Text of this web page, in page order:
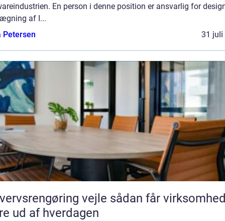
En person i denne position er ansvarlig for
af I...
Petersen
31 juli
vejle sådan får virksomheder
ud af hverdagen